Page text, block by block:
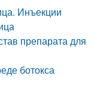
Инъекции
препарата для
ботокса